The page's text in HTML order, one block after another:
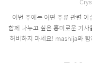
이번 주에는 어떤 주류 관련
함께 나누고 싶은 흥미로운 기
허비하지 마세요! mashija와 함